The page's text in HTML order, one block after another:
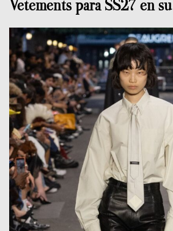
Vetements para SS27 en su